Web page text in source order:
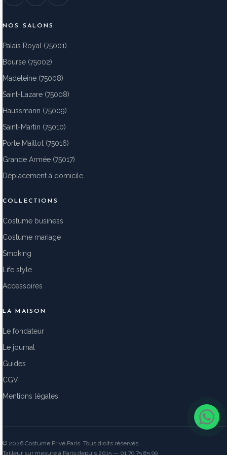
NOS SALONS
Palais Royal (75001)
Bourse (75002)
Madeleine (75008)
Saint-Lazare (75008)
Haussmann (75009)
Saint-Martin (75010)
Porte Maillot (75016)
Grande Armée (75017)
Déplacement à domicile
COLLECTIONS
Costume business
Costume mariage
Smoking
Life style
Accessoires
LA MAISON
Le fondateur
Le journal
Guides
CGV
Mentions légales
© 2026 Costume Privé Paris. Tous droits réservés.
Tailleur sur mesure à Paris depuis 2015 — 01 79 75 85 99